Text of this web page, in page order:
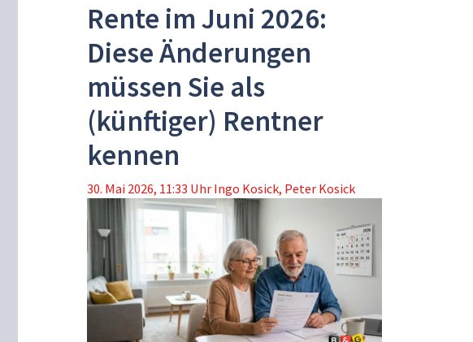
Rente im Juni 2026:
Diese Änderungen
müssen Sie als
(künftiger) Rentner
kennen
30. Mai 2026, 11:33 Uhr Ingo Kosick, Peter Kosick